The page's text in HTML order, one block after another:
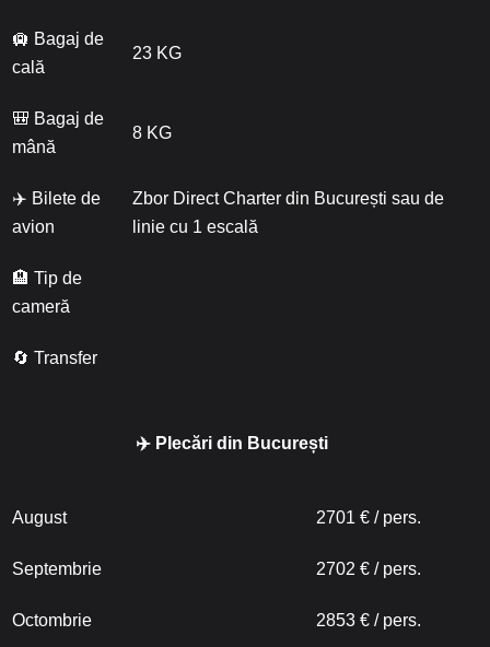
🛄 Bagaj de
cală
23 KG
🎒 Bagaj de
mână
8 KG
✈️ Bilete de
avion
Zbor Direct Charter din București sau de
linie cu 1 escală
🏨 Tip de
cameră
🔄 Transfer
✈️ Plecări din București
August 2701 € / pers.
Septembrie 2702 € / pers.
Octombrie 2853 € / pers.